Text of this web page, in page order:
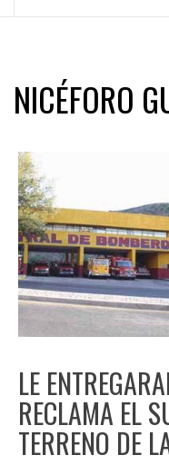
NICÉFORO
LE
RECLAMA EL
TERRENO DE